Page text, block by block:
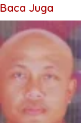
Baca Juga